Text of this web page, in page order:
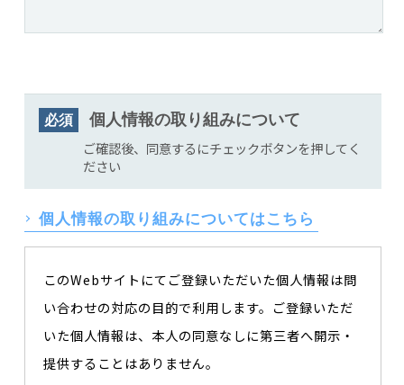
必須
個人情報の取り組みについて
ご確認後、同意するにチェックボタンを押してく
ださい
個人情報の取り組みについてはこちら
このWebサイトにてご登録いただいた個人情報は問
い合わせの対応の目的で利用します。ご登録いただ
いた個人情報は、本人の同意なしに第三者へ開示・
提供することはありません。